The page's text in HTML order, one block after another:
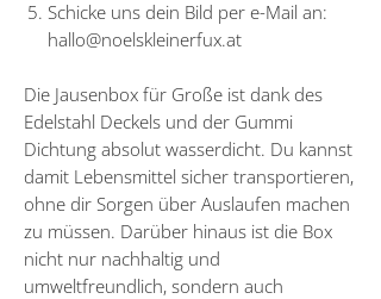
Schicke uns dein Bild per e-Mail an:
hallo@noelskleinerfux.at
Die Jausenbox für Große ist dank des
Edelstahl Deckels und der Gummi
Dichtung absolut wasserdicht. Du kannst
damit Lebensmittel sicher transportieren,
ohne dir Sorgen über Auslaufen machen
zu müssen. Darüber hinaus ist die Box
nicht nur nachhaltig und
umweltfreundlich, sondern auch